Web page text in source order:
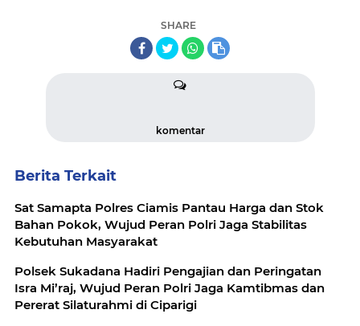
SHARE
komentar
Berita Terkait
Sat Samapta Polres Ciamis Pantau Harga dan Stok
Bahan Pokok, Wujud Peran Polri Jaga Stabilitas
Kebutuhan Masyarakat
Polsek Sukadana Hadiri Pengajian dan Peringatan
Isra Mi’raj, Wujud Peran Polri Jaga Kamtibmas dan
Pererat Silaturahmi di Ciparigi